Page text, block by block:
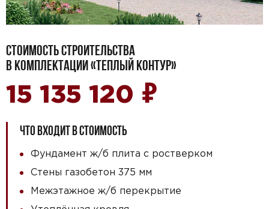
СТОИМОСТЬ СТРОИТЕЛЬСТВА
В КОМПЛЕКТАЦИИ «ТЕПЛЫЙ КОНТУР»
15 135 120 ₽
ЧТО ВХОДИТ В СТОИМОСТЬ
Фундамент ж/б плита с ростверком
Стены газобетон 375 мм
Межэтажное ж/б перекрытие